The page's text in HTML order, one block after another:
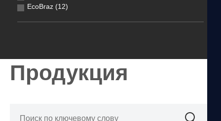
EcoBraz (12)
Продукция